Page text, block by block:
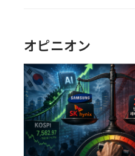
オピニオン